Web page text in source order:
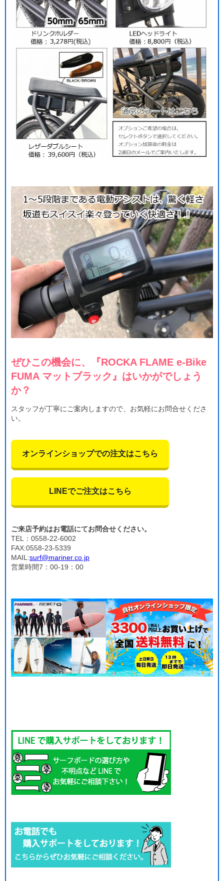
ぜひこの機会に、『ROCKA FLAME e-Bike
FUMA マットブラック』はいかがでしょう
か？
スタッフが丁寧にご案内しますので、お気軽にお問合せくださ
い。
オンラインショップでの注文はこちら
LINEでご注文はこちら
ご来店予約はお電話にてお問合せください。
TEL：0558-22-6002
FAX:0558-23-5339
MAIL:surf@mariner.co.jp
営業時間7：00-19：00